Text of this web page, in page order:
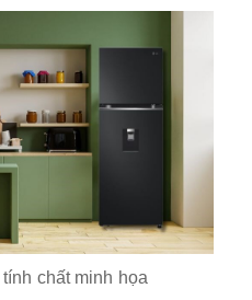
chất minh họa